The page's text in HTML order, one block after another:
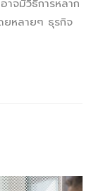
าจมีวิธีการหลาก
ยหลายๆ ธุรกิจ